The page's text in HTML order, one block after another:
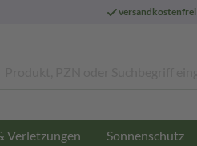
versandkostenfrei
Verletzungen Sonnenschutz